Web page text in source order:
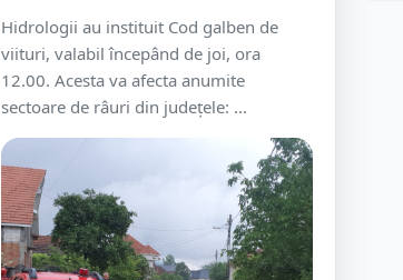
Hidrologii au instituit Cod galben de
viituri, valabil începând de joi, ora
12.00. Acesta va afecta anumite
sectoare de râuri din județele: ...